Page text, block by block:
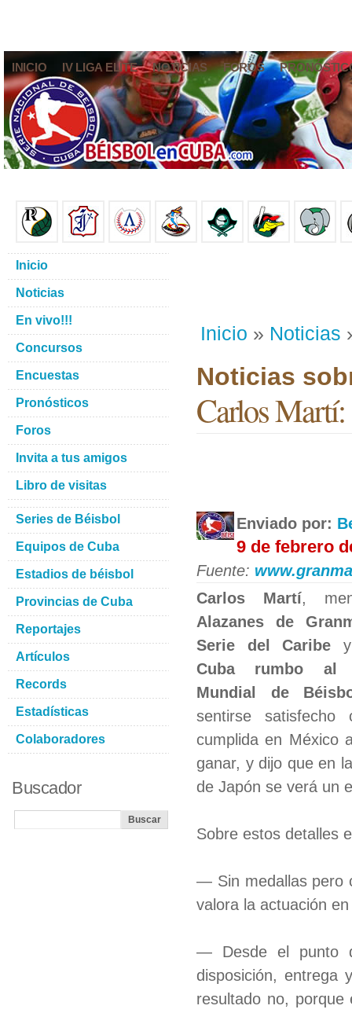
INICIO IV LIGA ELITE NOTICIAS FOROS
Inicio » Noticias
Noticias
Carlos
Enviado por:
9 de febrero
Fuente:
Carlos Martí,
Alazanes de
Serie del Caribe
Cuba rumbo al
Mundial de
sentirse
cumplida en México
ganar, y dijo que en
de Japón se verá un
Sobre estos detalles
— Sin medallas pero
valora la actuación
— Desde el punto
disposición, entrega
resultado no,
Inicio
Noticias
En vivo!!!
Concursos
Encuestas
Pronósticos
Foros
Invita a tus amigos
Libro de visitas
Series de Béisbol
Equipos de Cuba
Estadios de béisbol
Provincias de Cuba
Reportajes
Artículos
Records
Estadísticas
Colaboradores
Buscador